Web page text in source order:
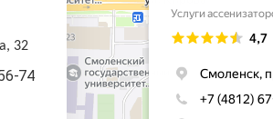
32
74